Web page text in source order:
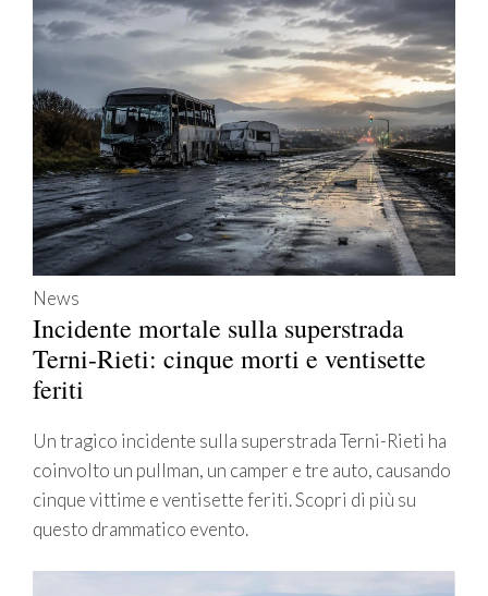
News
Incidente mortale sulla superstrada
Terni-Rieti: cinque morti e ventisette
feriti
Un tragico incidente sulla superstrada Terni-Rieti ha
coinvolto un pullman, un camper e tre auto, causando
cinque vittime e ventisette feriti. Scopri di più su
questo drammatico evento.